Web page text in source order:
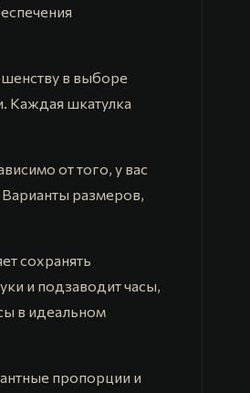
в выборе
Каждая шкатулка
от того, у вас
Варианты размеров,
сохранять
и подзаводит часы,
в идеальном
пропорции и